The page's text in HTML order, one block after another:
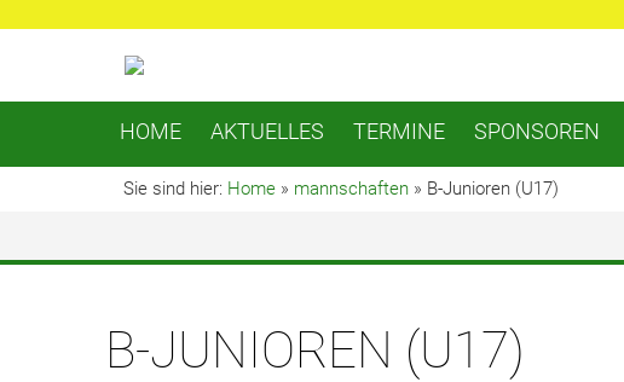
HOME AKTUELLES TERMINE SPONSOREN
Sie sind hier: Home » mannschaften » B-Junioren (U17)
B-JUNIOREN (U17)